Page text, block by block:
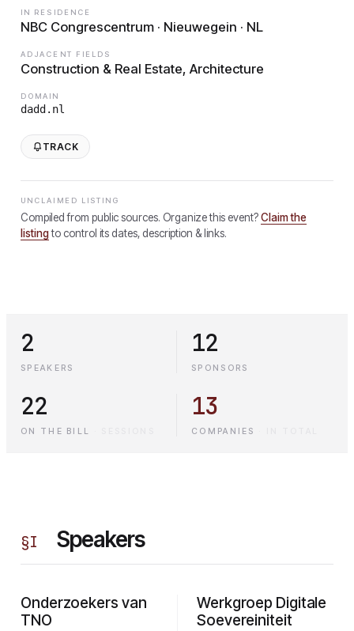
IN RESIDENCE
NBC Congrescentrum · Nieuwegein · NL
ADJACENT FIELDS
Construction & Real Estate, Architecture
DOMAIN
dadd.nl
TRACK
UNCLAIMED LISTING
Compiled from public sources. Organize this event?Claim the
listingto control its dates, description & links.
2
SPEAKERS
12
SPONSORS
22
ON THE BILL
13
COMPANIES
§I Speakers
Onderzoekers van
TNO
Werkgroep Digitale
Soevereiniteit